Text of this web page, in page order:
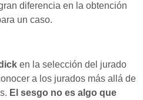
diferencia en la obtención
un caso.
en la selección del jurado
a los jurados más allá de
El sesgo no es algo que